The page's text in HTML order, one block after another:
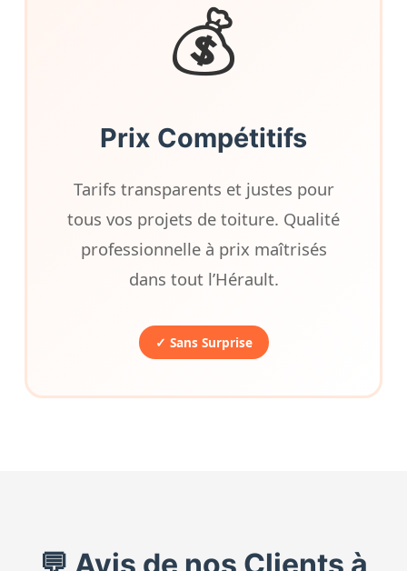
💰
Prix Compétitifs
Tarifs transparents et justes pour
tous vos projets de toiture. Qualité
professionnelle à prix maîtrisés
dans tout l’Hérault.
✓ Sans Surprise